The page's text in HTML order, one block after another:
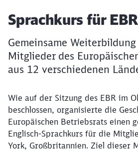
Artikel:
Sprachkurs für
Gemeinsame
Mitglieder des
aus 12 verschiedenen
Wie auf der Sitzung des EBR im
beschlossen, organisierte die
Europäischen Betriebsrats einen
Englisch-Sprachkurs für die
York, Großbritannien. Ziel dieser
Möchten Sie zu
Abbrechen